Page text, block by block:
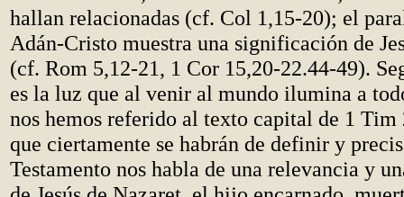
hallan relacionadas (cf. Col 1,15-20); el
Adán-Cristo muestra una significación de
(cf. Rom 5,12-21, 1 Cor 15,20-22.44-49).
es la luz que al venir al mundo ilumina a
nos hemos referido al texto capital de 1 Tim
que ciertamente se habrán de definir y
Testamento nos habla de una relevancia y